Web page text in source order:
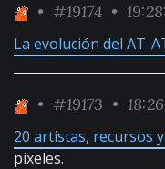
• #19174 •
La evolución del AT-
• #19173 •
20 artistas, recursos
pixeles.